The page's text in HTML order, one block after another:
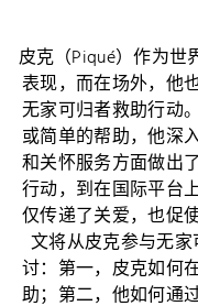
皮克（Piqué）作为世
表现，而在场外，他
无家可归者救助行动
或简单的帮助，他深
和关怀服务方面做出
行动，到在国际平台
仅传递了关爱，也促
文将从皮克参与无
讨：第一，皮克如何
助；第二，他如何通